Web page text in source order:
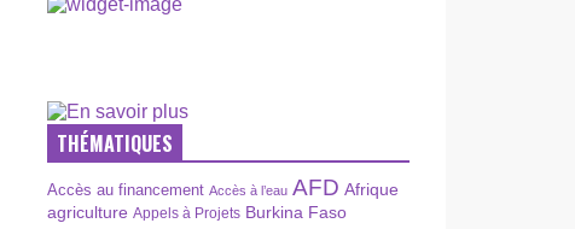
THÉMATIQUES
Accès au financement Accès à l’eau AFD Afrique
agriculture Appels à Projets Burkina Faso